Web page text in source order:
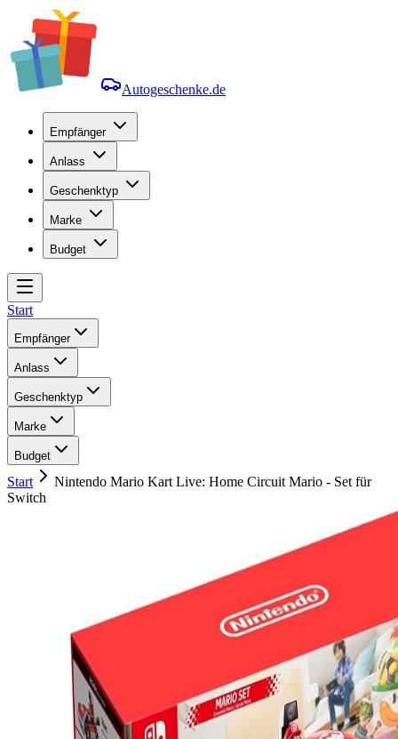
Autogeschenke.de
Empfänger
Anlass
Geschenktyp
Marke
Budget
Start
Empfänger
Anlass
Geschenktyp
Marke
Budget
Start
Nintendo Mario Kart Live: Home Circuit Mario - Set für
Switch